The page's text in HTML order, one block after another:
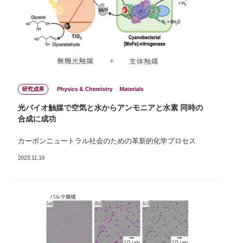
研究成果 Physics & Chemistry Materials
光バイオ触媒で空気と水からアンモニアと水素 同時の
合成に成功
カーボンニュートラル社会のための革新的化学プロセス
2023.11.16